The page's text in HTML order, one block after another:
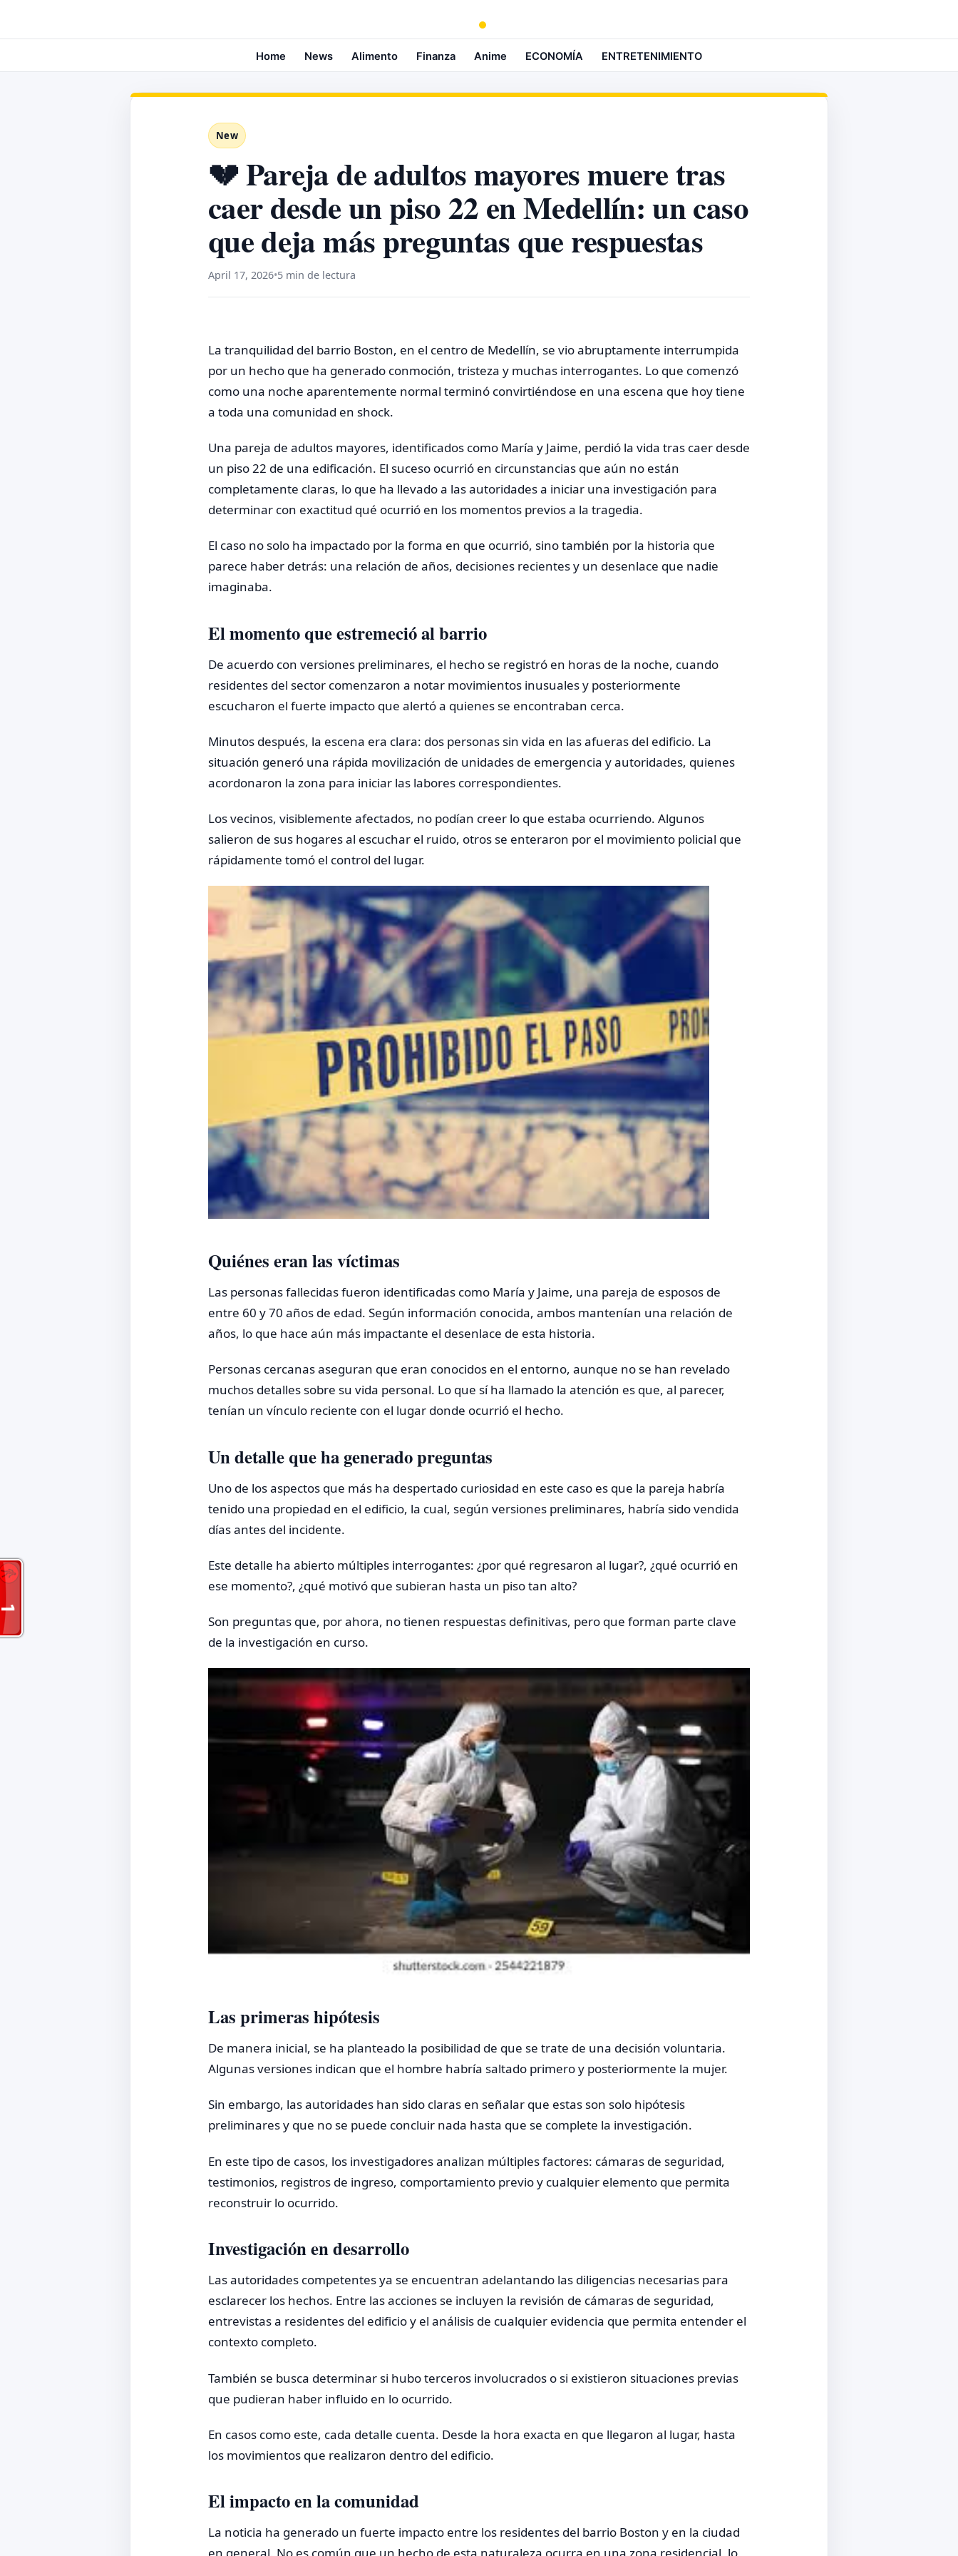
Home News Alimento Finanza Anime ECONOMÍA ENTRETENIMIENTO
New
💔 Pareja de adultos mayores muere tras
caer desde un piso 22 en Medellín: un caso
que deja más preguntas que respuestas
April 17, 2026•5 min de lectura
La tranquilidad del barrio Boston, en el centro de Medellín, se vio abruptamente interrumpida
por un hecho que ha generado conmoción, tristeza y muchas interrogantes. Lo que comenzó
como una noche aparentemente normal terminó convirtiéndose en una escena que hoy tiene
a toda una comunidad en shock.
Una pareja de adultos mayores, identificados como María y Jaime, perdió la vida tras caer desde
un piso 22 de una edificación. El suceso ocurrió en circunstancias que aún no están
completamente claras, lo que ha llevado a las autoridades a iniciar una investigación para
determinar con exactitud qué ocurrió en los momentos previos a la tragedia.
El caso no solo ha impactado por la forma en que ocurrió, sino también por la historia que
parece haber detrás: una relación de años, decisiones recientes y un desenlace que nadie
imaginaba.
El momento que estremeció al barrio
De acuerdo con versiones preliminares, el hecho se registró en horas de la noche, cuando
residentes del sector comenzaron a notar movimientos inusuales y posteriormente
escucharon el fuerte impacto que alertó a quienes se encontraban cerca.
Minutos después, la escena era clara: dos personas sin vida en las afueras del edificio. La
situación generó una rápida movilización de unidades de emergencia y autoridades, quienes
acordonaron la zona para iniciar las labores correspondientes.
Los vecinos, visiblemente afectados, no podían creer lo que estaba ocurriendo. Algunos
salieron de sus hogares al escuchar el ruido, otros se enteraron por el movimiento policial que
rápidamente tomó el control del lugar.
Quiénes eran las víctimas
Las personas fallecidas fueron identificadas como María y Jaime, una pareja de esposos de
entre 60 y 70 años de edad. Según información conocida, ambos mantenían una relación de
años, lo que hace aún más impactante el desenlace de esta historia.
Personas cercanas aseguran que eran conocidos en el entorno, aunque no se han revelado
muchos detalles sobre su vida personal. Lo que sí ha llamado la atención es que, al parecer,
tenían un vínculo reciente con el lugar donde ocurrió el hecho.
Un detalle que ha generado preguntas
Uno de los aspectos que más ha despertado curiosidad en este caso es que la pareja habría
tenido una propiedad en el edificio, la cual, según versiones preliminares, habría sido vendida
días antes del incidente.
Este detalle ha abierto múltiples interrogantes: ¿por qué regresaron al lugar?, ¿qué ocurrió en
ese momento?, ¿qué motivó que subieran hasta un piso tan alto?
Son preguntas que, por ahora, no tienen respuestas definitivas, pero que forman parte clave
de la investigación en curso.
Las primeras hipótesis
De manera inicial, se ha planteado la posibilidad de que se trate de una decisión voluntaria.
Algunas versiones indican que el hombre habría saltado primero y posteriormente la mujer.
Sin embargo, las autoridades han sido claras en señalar que estas son solo hipótesis
preliminares y que no se puede concluir nada hasta que se complete la investigación.
En este tipo de casos, los investigadores analizan múltiples factores: cámaras de seguridad,
testimonios, registros de ingreso, comportamiento previo y cualquier elemento que permita
reconstruir lo ocurrido.
Investigación en desarrollo
Las autoridades competentes ya se encuentran adelantando las diligencias necesarias para
esclarecer los hechos. Entre las acciones se incluyen la revisión de cámaras de seguridad,
entrevistas a residentes del edificio y el análisis de cualquier evidencia que permita entender el
contexto completo.
También se busca determinar si hubo terceros involucrados o si existieron situaciones previas
que pudieran haber influido en lo ocurrido.
En casos como este, cada detalle cuenta. Desde la hora exacta en que llegaron al lugar, hasta
los movimientos que realizaron dentro del edificio.
El impacto en la comunidad
La noticia ha generado un fuerte impacto entre los residentes del barrio Boston y en la ciudad